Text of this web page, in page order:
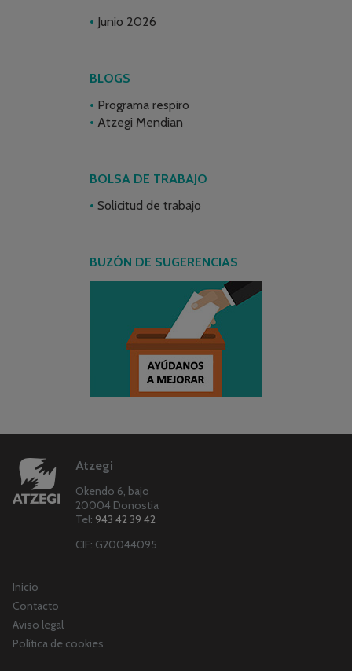
Junio 2026
BLOGS
Programa respiro
Atzegi Mendian
BOLSA DE TRABAJO
Solicitud de trabajo
BUZÓN DE SUGERENCIAS
Atzegi
Okendo 6, bajo
20004 Donostia
Tel: 943 42 39 42
CIF: G20044095
Inicio
Contacto
Aviso legal
Política de cookies